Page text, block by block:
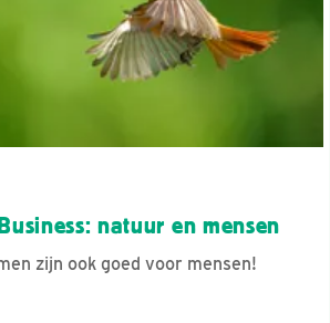
natuur en mensen
zijn ook goed voor mensen!